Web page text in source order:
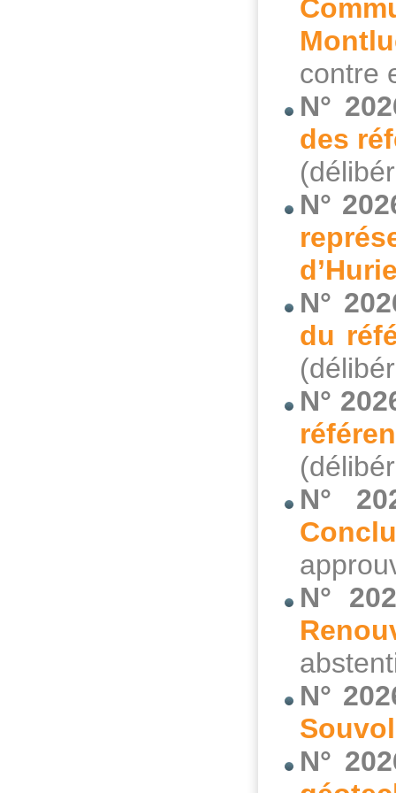
contre
N°
des
N°
N°
du
N°
N°
N°
N°
N°